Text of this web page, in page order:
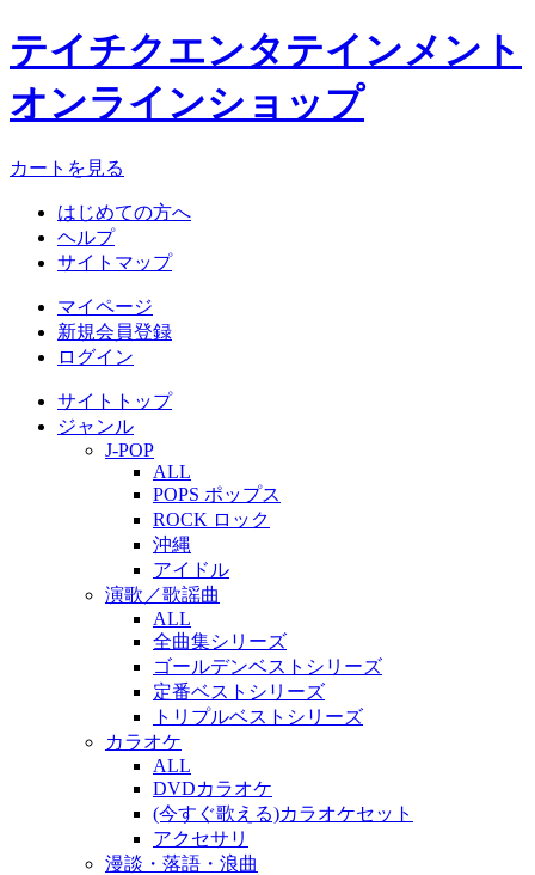
テイチクエンタテインメント
オンラインショップ
カートを見る
はじめての方へ
ヘルプ
サイトマップ
マイページ
新規会員登録
ログイン
サイトトップ
ジャンル
J-POP
ALL
POPS ポップス
ROCK ロック
沖縄
アイドル
演歌／歌謡曲
ALL
全曲集シリーズ
ゴールデンベストシリーズ
定番ベストシリーズ
トリプルベストシリーズ
カラオケ
ALL
DVDカラオケ
(今すぐ歌える)カラオケセット
アクセサリ
漫談・落語・浪曲